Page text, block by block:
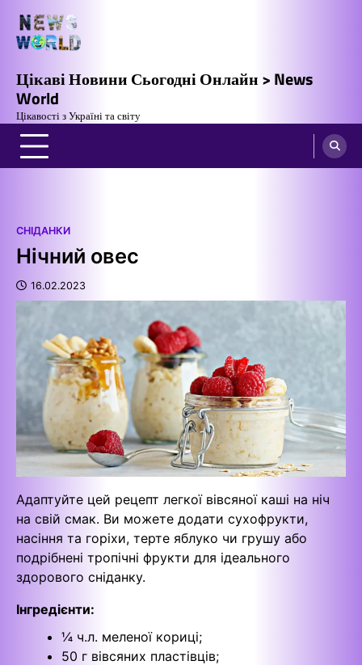
вмісту
Цікаві Новини Сьогодні Онлайн > News
World
Цікавості з Україні та світу
СНІДАНКИ
Нічний овес
16.02.2023
Адаптуйте цей рецепт легкої вівсяної каші на ніч
на свій смак. Ви можете додати сухофрукти,
насіння та горіхи, терте яблуко чи грушу або
подрібнені тропічні фрукти для ідеального
здорового сніданку.
Інгредієнти:
¼ ч.л. меленої кориці;
50 г вівсяних пластівців;